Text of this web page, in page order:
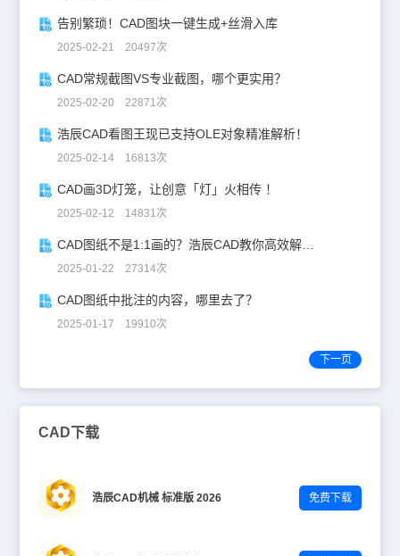
告别繁琐！CAD图块一键生成+丝滑入库
2025-02-21 20497次
CAD常规截图VS专业截图，哪个更实用？
2025-02-20 22871次
浩辰CAD看图王现已支持OLE对象精准解析！
2025-02-14 16813次
CAD画3D灯笼，让创意「灯」火相传 ！
2025-02-12 14831次
CAD图纸不是1:1画的？浩辰CAD教你高效解决！
2025-01-22 27314次
CAD图纸中批注的内容，哪里去了？
2025-01-17 19910次
下一页
CAD下载
浩辰CAD机械 标准版 2026 免费下载